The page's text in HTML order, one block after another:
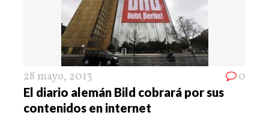
28 mayo, 2013 0
El diario alemán Bild cobrará por sus
contenidos en internet